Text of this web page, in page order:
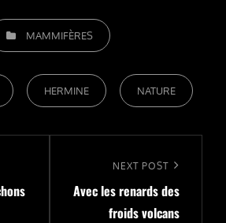
MAMMIFÈRES
HERMINE NATURE
Post
NEXT POST
Avec les renards des
froids volcans